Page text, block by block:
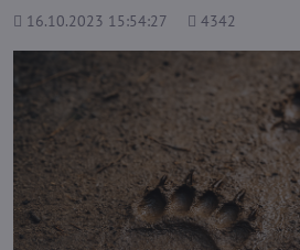
Pridané
16.10.2023 15:54:27
Počet
4342